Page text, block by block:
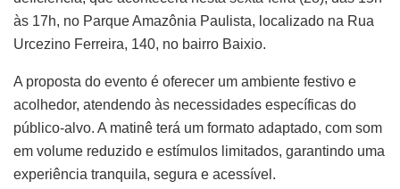
às 17h, no Parque Amazônia Paulista, localizado na Rua
Urcezino Ferreira, 140, no bairro Baixio.
A proposta do evento é oferecer um ambiente festivo e
acolhedor, atendendo às necessidades específicas do
público-alvo. A matinê terá um formato adaptado, com som
em volume reduzido e estímulos limitados, garantindo uma
experiência tranquila, segura e acessível.